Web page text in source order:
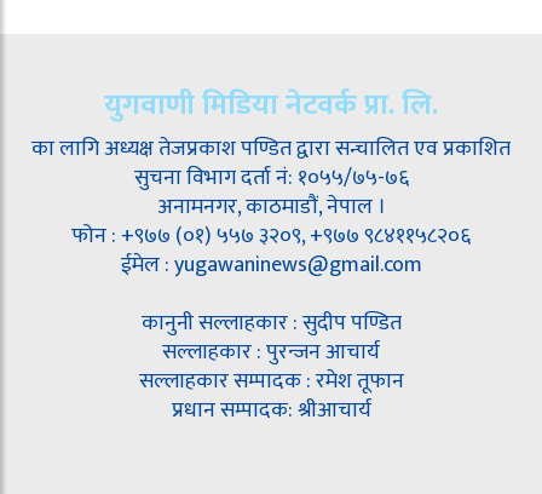
युगवाणी मिडिया नेटवर्क प्रा. लि.
का लागि अध्यक्ष तेजप्रकाश पण्डित द्वारा सन्चालित एव प्रकाशित
सुचना विभाग दर्ता नं: १०५५/७५-७६
अनामनगर, काठमाडौं, नेपाल ।
फोन : +९७७ (०१) ५५७ ३२०९, +९७७ ९८४११५८२०६
ईमेल : yugawaninews@gmail.com
कानुनी सल्लाहकार : सुदीप पण्डित
सल्लाहकार : पुरन्जन आचार्य
सल्लाहकार सम्पादक : रमेश तूफान
प्रधान सम्पादक: श्रीआचार्य